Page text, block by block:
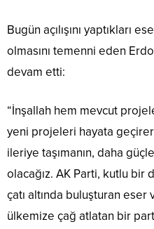
Bugün açılışını yaptıkları
olmasını temenni eden
devam etti:
“İnşallah hem mevcut
yeni projeleri hayata
ileriye taşımanın, daha
olacağız. AK Parti, kutlu bir
çatı altında buluşturan
ülkemize çağ atlatan bir